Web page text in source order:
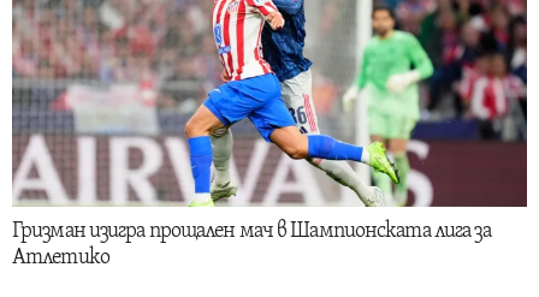
Гризман изигра прощален мач в Шампионската лига за
Атлетико